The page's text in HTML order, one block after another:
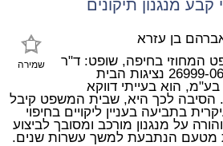
מנגנון תיקונים
שמירה
בן עזרא
המחוזי בחיפה, שופט: ד"ר
מנחם רניאל בת"א 26999-06-11 נציגות הבית
הוא בעייתי דווקא
לכך היא, שבית המשפט קיבל
בתביעה בעניין ליקויים בחיפוי
על מנגנון מורכב ומסובך לביצוע
מטעם הנתבעת למשך עשרות שנים.